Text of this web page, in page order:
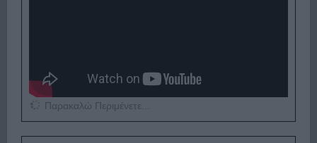
Παρακαλώ Περιμένετε...